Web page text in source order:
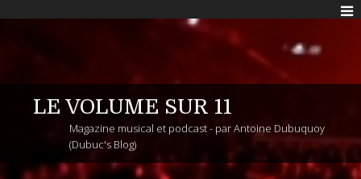
LE VOLUME SUR 11
Magazine musical et podcast - par Antoine Dubuquoy
(Dubuc's Blog)